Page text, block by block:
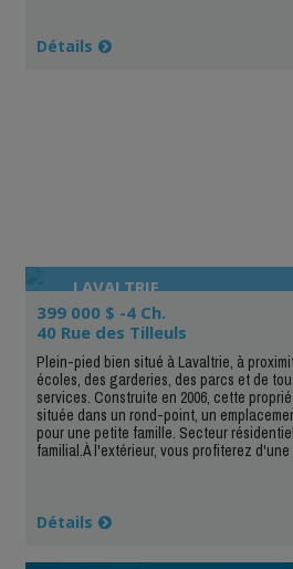
Détails
LAVALTRIE
399 000 $ -4 Ch.
40 Rue des Tilleuls
Plein-pied bien situé à Lavaltrie, à
écoles, des garderies, des parcs et de
services. Construite en 2006, cette
située dans un rond-point, un
pour une petite famille. Secteur
familial.À l'extérieur, vous profiterez d'une
Détails